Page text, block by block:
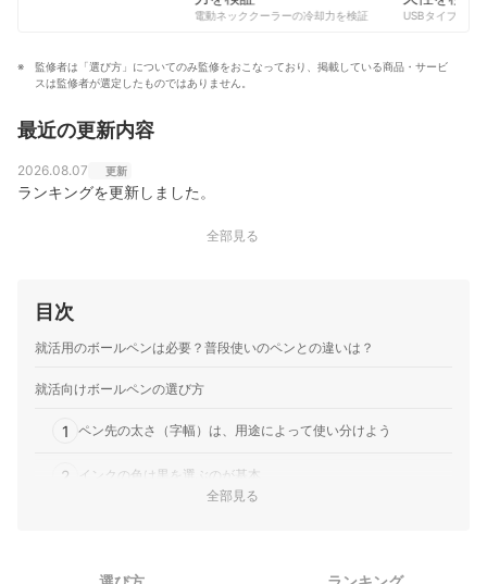
コンテンツ制作チームのプロフィール
電動ネッククーラーの冷却力を検証
USBタイプCケー
監修者は「選び方」についてのみ監修をおこなっており、掲載している商品・サービ
スは監修者が選定したものではありません。
最近の更新内容
2026.08.07 更新
ランキングを更新しました。
全部見る
目次
就活用のボールペンは必要？普段使いのペンとの違いは？
就活向けボールペンの選び方
1 ペン先の太さ（字幅）は、用途によって使い分けよう
2 インクの色は黒を選ぶのが基本
全部見る